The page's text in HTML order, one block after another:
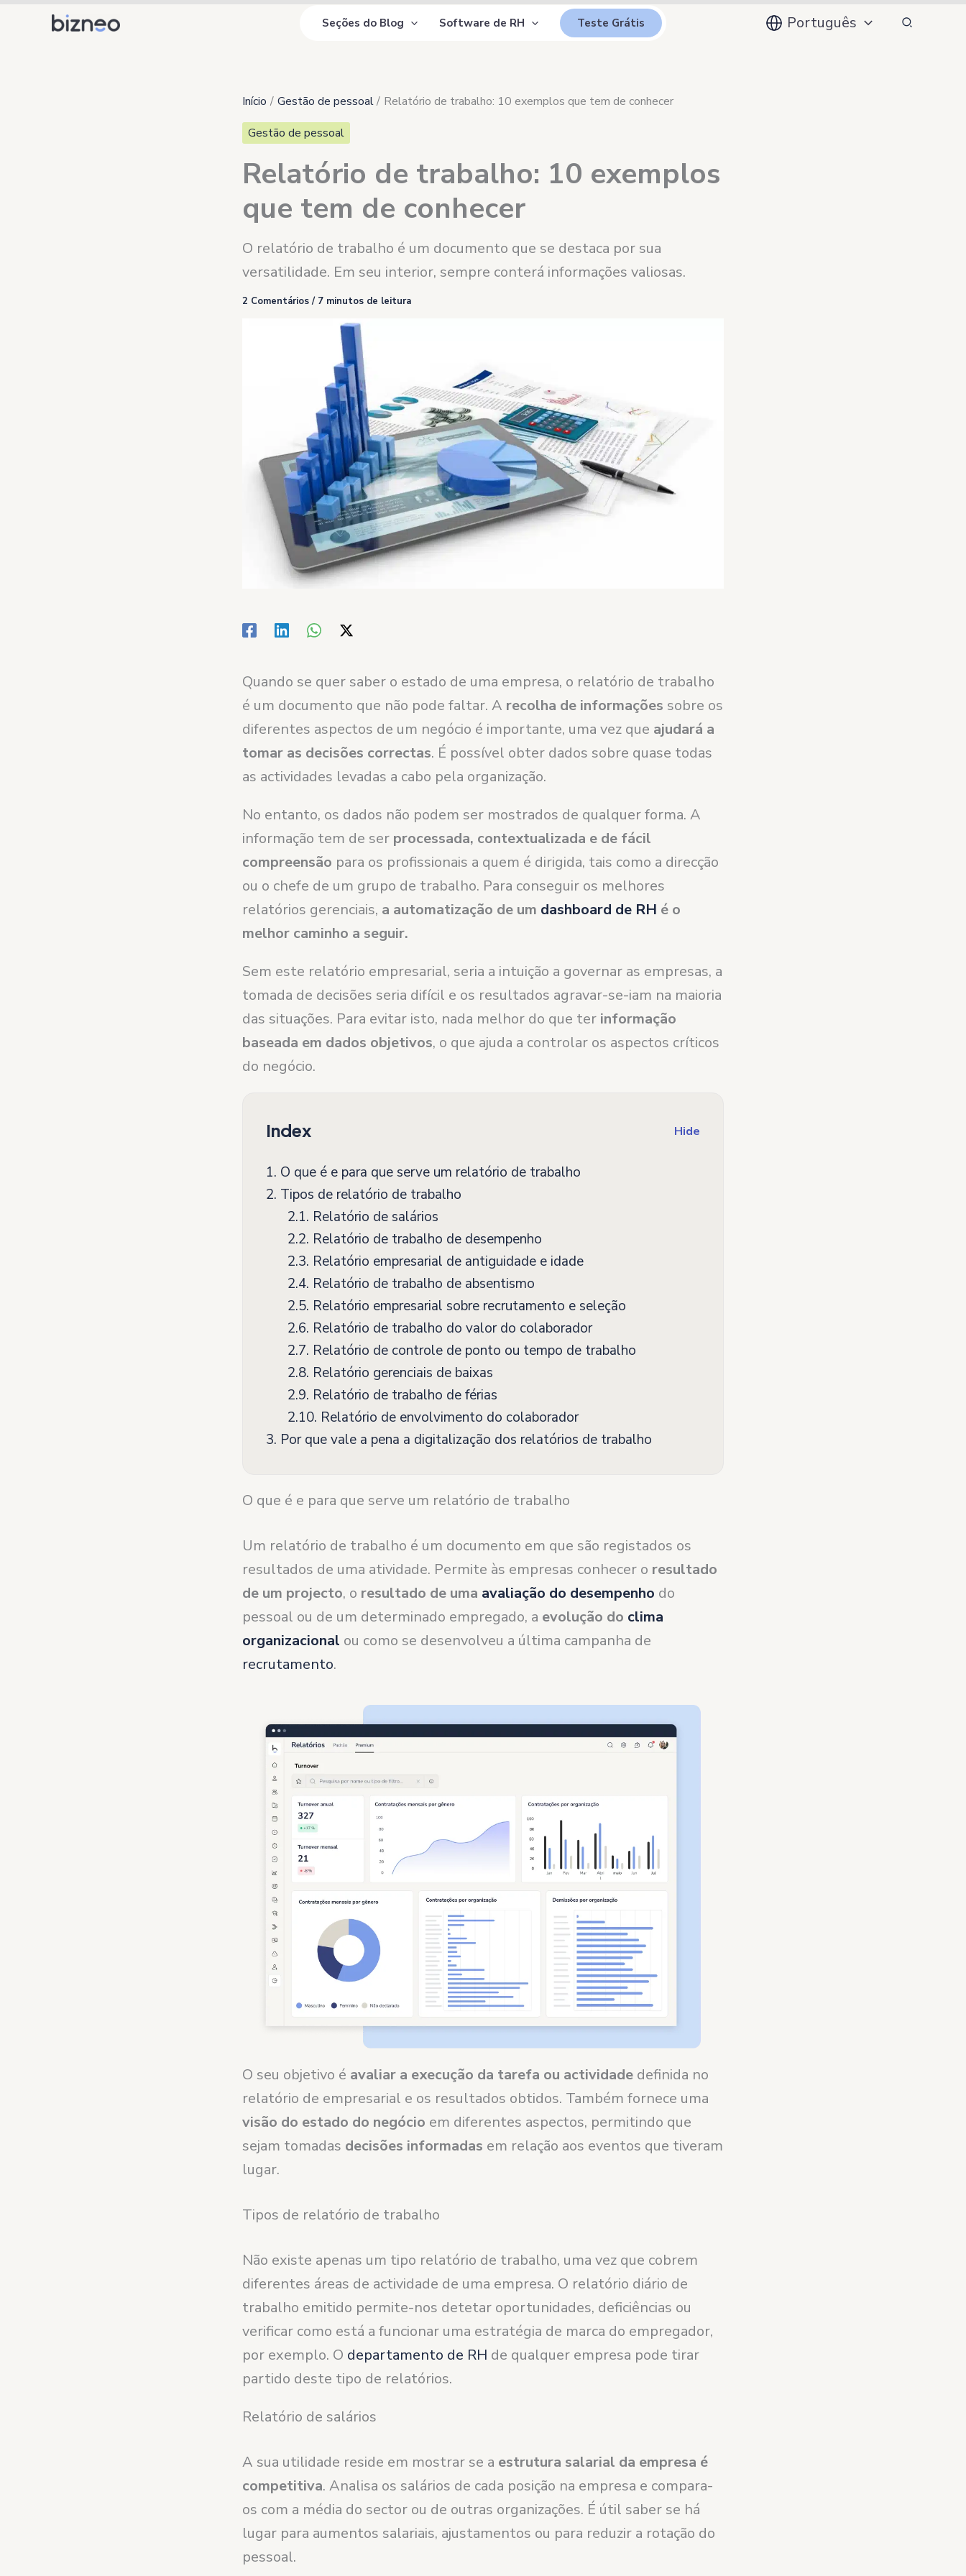
Seções do Blog Software de RH Teste Grátis Português Pesquisar
Início Gestão de pessoal
Relatório de trabalho: 10 exemplos que tem de conhecer
Gestão de pessoal
Relatório de trabalho: 10 exemplos
que tem de conhecer
O relatório de trabalho é um documento que se destaca por sua
versatilidade. Em seu interior, sempre conterá informações valiosas.
2 Comentários / 7 minutos de leitura
Quando se quer saber o estado de uma empresa, o relatório de trabalho
é um documento que não pode faltar. A recolha de informações sobre os
diferentes aspectos de um negócio é importante, uma vez que ajudará a
tomar as decisões correctas. É possível obter dados sobre quase todas
as actividades levadas a cabo pela organização.
No entanto, os dados não podem ser mostrados de qualquer forma. A
informação tem de ser processada, contextualizada e de fácil
compreensão para os profissionais a quem é dirigida, tais como a direcção
ou o chefe de um grupo de trabalho. Para conseguir os melhores
relatórios gerenciais, a automatização de um dashboard de RH é o
melhor caminho a seguir.
Sem este relatório empresarial, seria a intuição a governar as empresas, a
tomada de decisões seria difícil e os resultados agravar-se-iam na maioria
das situações. Para evitar isto, nada melhor do que ter informação
baseada em dados objetivos, o que ajuda a controlar os aspectos críticos
do negócio.
Index Hide
1. O que é e para que serve um relatório de trabalho
2. Tipos de relatório de trabalho
2.1. Relatório de salários
2.2. Relatório de trabalho de desempenho
2.3. Relatório empresarial de antiguidade e idade
2.4. Relatório de trabalho de absentismo
2.5. Relatório empresarial sobre recrutamento e seleção
2.6. Relatório de trabalho do valor do colaborador
2.7. Relatório de controle de ponto ou tempo de trabalho
2.8. Relatório gerenciais de baixas
2.9. Relatório de trabalho de férias
2.10. Relatório de envolvimento do colaborador
3. Por que vale a pena a digitalização dos relatórios de trabalho
O que é e para que serve um relatório de trabalho
Um relatório de trabalho é um documento em que são registados os
resultados de uma atividade. Permite às empresas conhecer o resultado
de um projecto, o resultado de uma avaliação do desempenho do
pessoal ou de um determinado empregado, a evolução do clima
organizacional ou como se desenvolveu a última campanha de
recrutamento.
O seu objetivo é avaliar a execução da tarefa ou actividade definida no
relatório de empresarial e os resultados obtidos. Também fornece uma
visão do estado do negócio em diferentes aspectos, permitindo que
sejam tomadas decisões informadas em relação aos eventos que tiveram
lugar.
Tipos de relatório de trabalho
Não existe apenas um tipo relatório de trabalho, uma vez que cobrem
diferentes áreas de actividade de uma empresa. O relatório diário de
trabalho emitido permite-nos detetar oportunidades, deficiências ou
verificar como está a funcionar uma estratégia de marca do empregador,
por exemplo. O departamento de RH de qualquer empresa pode tirar
partido deste tipo de relatórios.
Relatório de salários
A sua utilidade reside em mostrar se a estrutura salarial da empresa é
competitiva. Analisa os salários de cada posição na empresa e compara-
os com a média do sector ou de outras organizações. É útil saber se há
lugar para aumentos salariais, ajustamentos ou para reduzir a rotação do
pessoal.